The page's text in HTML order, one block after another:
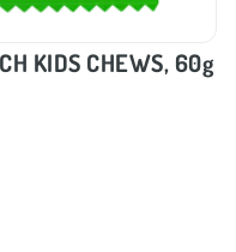
KIDS CHEWS, 60g